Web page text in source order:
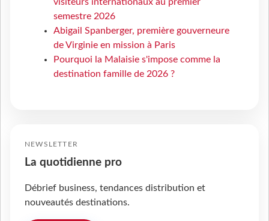
semestre 2026
Abigail Spanberger, première gouverneure
de Virginie en mission à Paris
Pourquoi la Malaisie s'impose comme la
destination famille de 2026 ?
NEWSLETTER
La quotidienne pro
Débrief business, tendances distribution et
nouveautés destinations.